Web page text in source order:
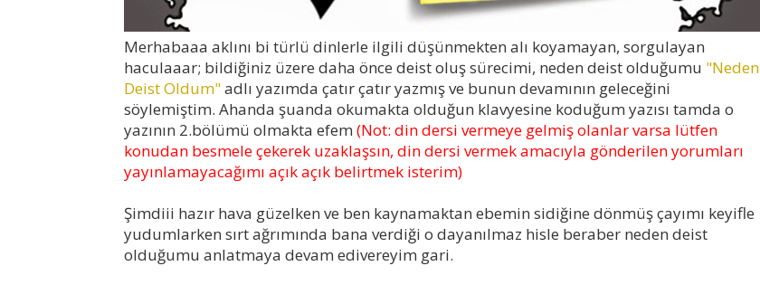
Merhabaaa aklını bi türlü dinlerle ilgili düşünmekten alı koyamayan, sorgulayan
haculaaar; bildiğiniz üzere daha önce deist oluş sürecimi, neden deist olduğumu "Neden
Deist Oldum"adlı yazımda çatır çatır yazmış ve bunun devamının geleceğini
söylemiştim. Ahanda şuanda okumakta olduğun klavyesine koduğum yazısı tamda o
yazının 2.bölümü olmakta efem (Not: din dersi vermeye gelmiş olanlar varsa lütfen
konudan besmele çekerek uzaklaşsın, din dersi vermek amacıyla gönderilen yorumları
yayınlamayacağımı açık açık belirtmek isterim)
Şimdiii hazır hava güzelken ve ben kaynamaktan ebemin sidiğine dönmüş çayımı keyifle
yudumlarken sırt ağrımında bana verdiği o dayanılmaz hisle beraber neden deist
olduğumu anlatmaya devam edivereyim gari.